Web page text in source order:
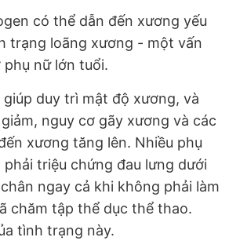
có thể dẫn đến xương yếu
trạng loãng xương - một vấn
nữ lớn tuổi.
giúp duy trì mật độ xương, và
nguy cơ gãy xương và các
xương tăng lên. Nhiều phụ
triệu chứng đau lưng dưới
ngay cả khi không phải làm
chăm tập thể dục thể thao.
tình trạng này.